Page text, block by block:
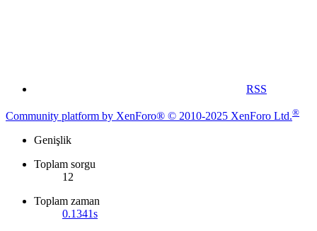
RSS
Community platform by XenForo® © 2010-2025 XenForo Ltd.®
Genişlik
Toplam sorgu
12
Toplam zaman
0.1341s